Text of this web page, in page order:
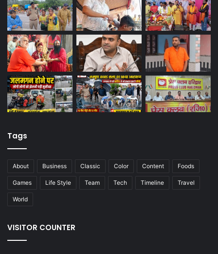
Tags
About Business Classic Color Content Foods
Games Life Style Team Tech Timeline Travel
World
VISITOR COUNTER